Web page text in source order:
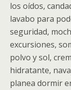
los oídos,
lavabo para
seguridad,
excursiones,
polvo y sol,
hidratante,
planea dormir